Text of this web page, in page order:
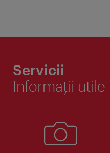
Servicii
Informaţii utile